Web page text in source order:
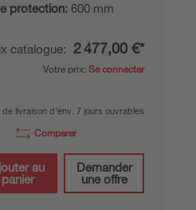
protection: 600 mm
catalogue: 2 477,00 €*
Votre prix: Se connecter
de livraison d'env. 7 jours ouvrables
Comparer
au
panier
Demander
une offre